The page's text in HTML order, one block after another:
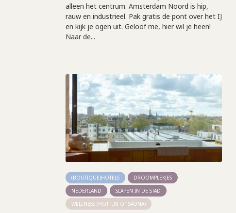
alleen het centrum. Amsterdam Noord is hip,
rauw en industrieel. Pak gratis de pont over het IJ
en kijk je ogen uit. Geloof me, hier wil je heen!
Naar de...
(BOUTIQUE)HOTELS
DROOMPLEKJES
NEDERLAND
SLAPEN IN DE STAD
WELLNESS (HOTTUB OF SAUNA)